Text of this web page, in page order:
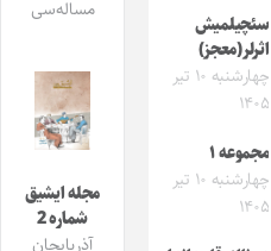
سئچیلمیش
اثرلر(معجز)
چهارشنبه ۱۰ تیر
۱۴۰۵
مجموعه ۱
چهارشنبه ۱۰ تیر
۱۴۰۵
مساله‌سی
مجله ایشیق
شماره 2
آذربایجان